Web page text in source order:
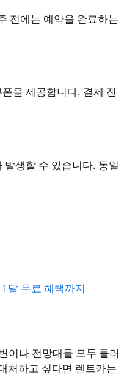
전에는 예약을 완료하는
을 제공합니다. 결제 전
생할 수 있습니다. 동일
달 무료 혜택까지
이나 전망대를 모두 둘러
처하고 싶다면 렌트카는